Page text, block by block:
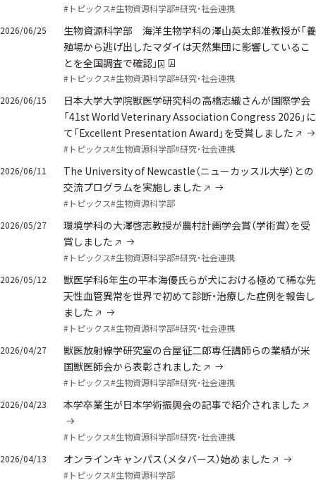
#トピックス#生物資源科学部#研究・社会連携
2026/06/25
生物資源科学部 海洋生物学科の澤山英太郎准教授が「養
殖場から逃げ出したマダイは天然集団に影響しているこ
とを全国調査で確認」
#トピックス#生物資源科学部#研究・社会連携
2026/06/15
日本大学大学院獣医学研究科の高橋志織さんが国際学会
「41st World Veterinary Association Congress 2026」に
て「Excellent Presentation Award」を受賞しました
#トピックス#生物資源科学部#研究・社会連携
2026/06/11
The University of Newcastle（ニューカッスル大学）との
交流プログラムを実施しました
#トピックス#生物資源科学部
2026/05/27
環境学科の大澤啓志教授が農村計画学会賞（学術賞）を受
賞しました
#トピックス#生物資源科学部#研究・社会連携
2026/05/12
獣医学科6年生の平本海優氏らが犬における極めて稀な先
天性血管異常を世界で初めて診断・治療した症例を報告し
ました
#トピックス#生物資源科学部#研究・社会連携
2026/04/27
獣医放射線学研究室の合屋征二郎専任講師らの業績が米
国獣医師会から表彰されました
#トピックス#生物資源科学部#研究・社会連携
2026/04/23
本学卒業生が日本学術振興会の記事で紹介されました
#トピックス#生物資源科学部#研究・社会連携
2026/04/13
オンラインキャンパス（メタバース）始めました
#トピックス#生物資源科学部